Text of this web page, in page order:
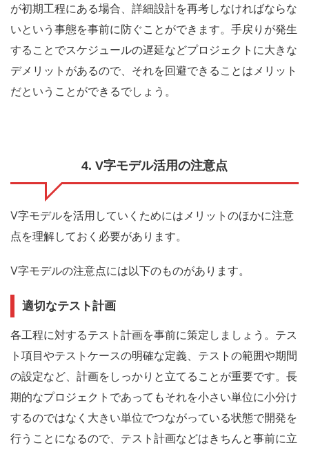
が初期工程にある場合、詳細設計を再考しなければならな
いという事態を事前に防ぐことができます。手戻りが発生
することでスケジュールの遅延などプロジェクトに大きな
デメリットがあるので、それを回避できることはメリット
だということができるでしょう。
4. V字モデル活用の注意点
V字モデルを活用していくためにはメリットのほかに注意
点を理解しておく必要があります。
V字モデルの注意点には以下のものがあります。
適切なテスト計画
各工程に対するテスト計画を事前に策定しましょう。テス
ト項目やテストケースの明確な定義、テストの範囲や期間
の設定など、計画をしっかりと立てることが重要です。長
期的なプロジェクトであってもそれを小さい単位に小分け
するのではなく大きい単位でつながっている状態で開発を
行うことになるので、テスト計画などはきちんと事前に立